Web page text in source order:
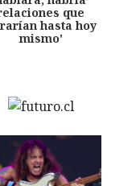
que
hasta hoy
mismo'